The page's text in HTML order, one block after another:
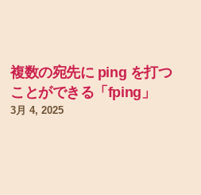
複数の宛先に ping を打つ
ことができる「fping」
3月 4, 2025